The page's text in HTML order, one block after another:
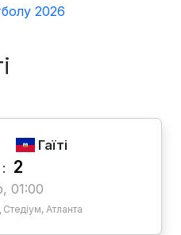
2026
Гаїті
: 2
01:00
Атланта